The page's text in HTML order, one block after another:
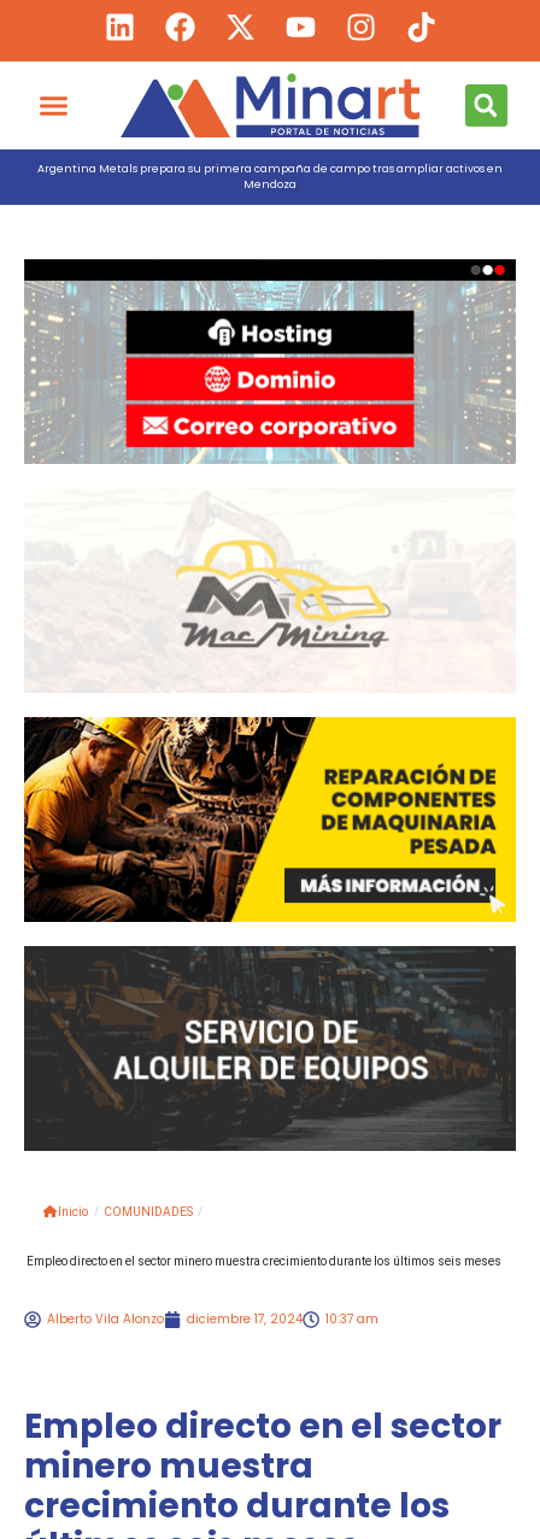
Argentina Metals prepara su primera campaña de campo tras ampliar activos en
Mendoza
Inicio / COMUNIDADES /
Empleo directo en el sector minero muestra crecimiento durante los últimos seis meses
Alberto Vila Alonzo diciembre 17, 2024 10:37 am
Empleo directo en el sector
minero muestra
crecimiento durante los